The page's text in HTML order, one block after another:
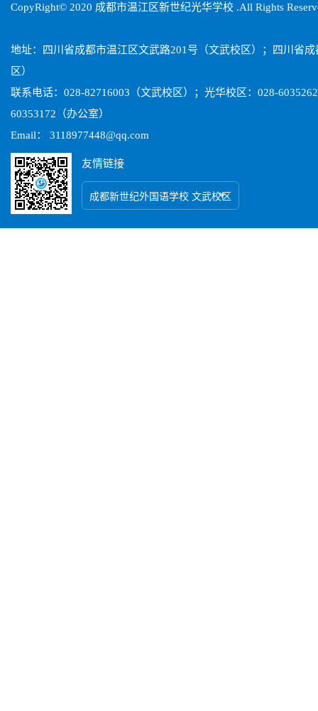
CopyRight© 2020 成都市温江区新世纪光华学校 .All Rights
地址：四川省成都市温江区文武路201号（文武校区）；四川省
区）
联系电话：028-82716003（文武校区）；光华校区：028-
60353172（办公室）
Email： 3118977448@qq.com
友情链接